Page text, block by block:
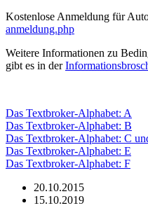
Kostenlose Anmeldung für
anmeldung.php
Weitere Informationen zu
gibt es in der
Das Textbroker-Alphabet: A
Das Textbroker-Alphabet: B
Das Textbroker-Alphabet: C
Das Textbroker-Alphabet: E
Das Textbroker-Alphabet: F
20.10.2015
15.10.2019